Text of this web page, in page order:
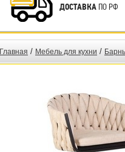
ДОСТАВКАПО РФ
Главная / Мебель для кухни /